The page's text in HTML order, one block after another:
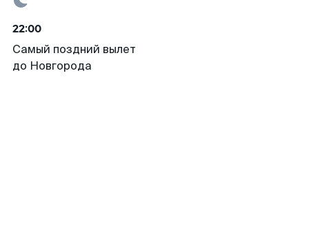
22:00
Самый поздний вылет
до Новгорода